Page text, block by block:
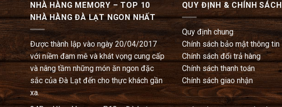
NHÀ HÀNG MEMORY – TOP 10
NHÀ HÀNG ĐÀ LẠT NGON NHẤT
Được thành lập vào ngày 20/04/2017
với niềm đam mê và khát vọng cung cấp
và nâng tầm những món ăn ngon đặc
sắc của Đà Lạt đến cho thực khách gần
xa.
QUY ĐỊNH & CHÍNH SÁCH
Quy định chung
Chính sách bảo mật thông tin
Chính sách đổi trả hàng
Chính sách thanh toán
Chính sách giao nhận